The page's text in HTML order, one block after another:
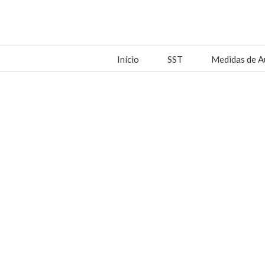
Início SST Medidas de